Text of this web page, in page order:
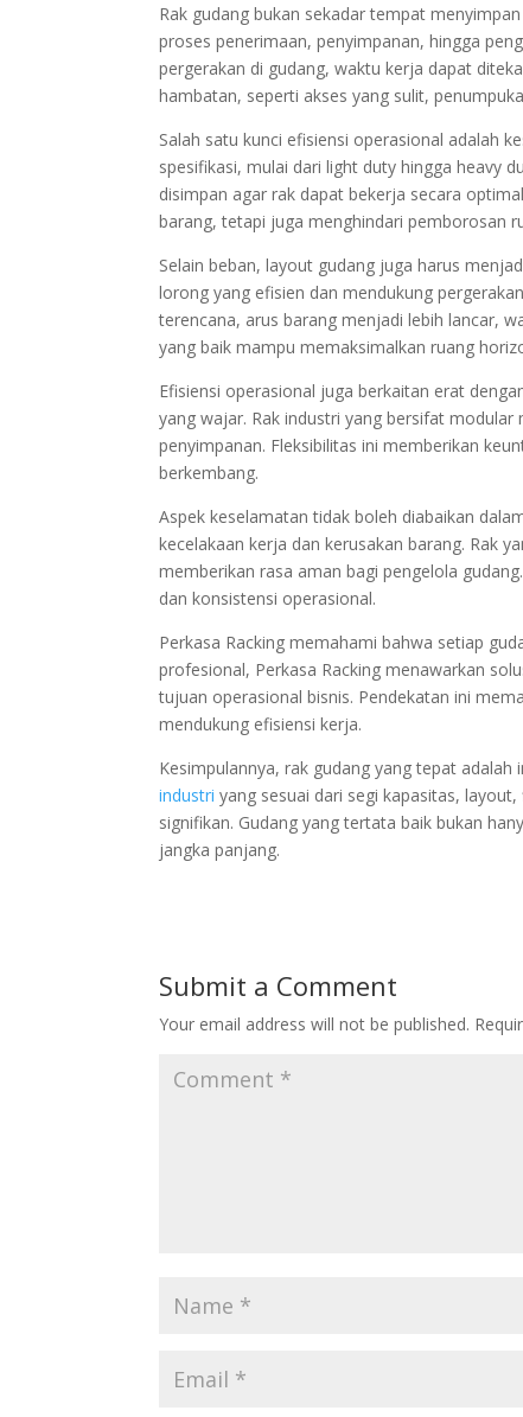
Rak gudang bukan sekadar tempat
proses penerimaan, penyimpanan, hingga
pergerakan di gudang, waktu kerja dapat
hambatan, seperti akses yang sulit,
Salah satu kunci efisiensi operasional adalah
spesifikasi, mulai dari light duty hingga heavy
disimpan agar rak dapat bekerja secara
barang, tetapi juga menghindari pemborosan
Selain beban, layout gudang juga harus
lorong yang efisien dan mendukung
terencana, arus barang menjadi lebih lancar,
yang baik mampu memaksimalkan ruang
Efisiensi operasional juga berkaitan erat
yang wajar. Rak industri yang bersifat
penyimpanan. Fleksibilitas ini memberikan
berkembang.
Aspek keselamatan tidak boleh diabaikan
kecelakaan kerja dan kerusakan barang. Rak
memberikan rasa aman bagi pengelola
dan konsistensi operasional.
Perkasa Racking memahami bahwa setiap
profesional, Perkasa Racking menawarkan
tujuan operasional bisnis. Pendekatan ini
mendukung efisiensi kerja.
Kesimpulannya, rak gudang yang tepat
industriyang sesuai dari segi kapasitas,
signifikan. Gudang yang tertata baik bukan
jangka panjang.
Submit a Comment
Your email address will not be published.